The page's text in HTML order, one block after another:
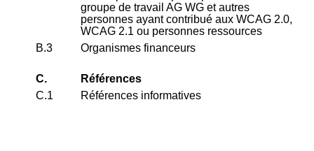
groupe de travail AG WG et autres
personnes ayant contribué aux WCAG 2.0,
WCAG 2.1 ou personnes ressources
B.3
Organismes financeurs
C.
Références
C.1
Références informatives